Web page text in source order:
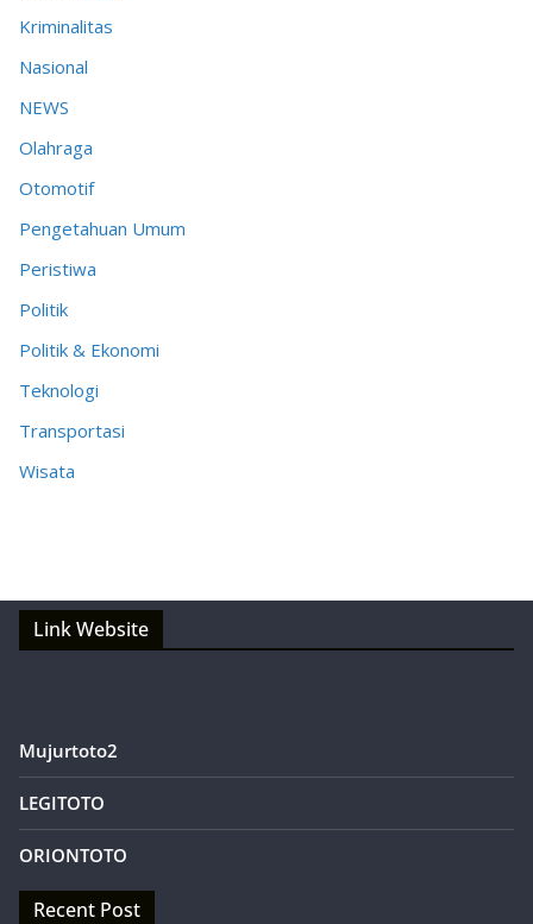
Kriminalitas
Nasional
NEWS
Olahraga
Otomotif
Pengetahuan Umum
Peristiwa
Politik
Politik & Ekonomi
Teknologi
Transportasi
Wisata
Link Website
Mujurtoto2
LEGITOTO
ORIONTOTO
Recent Post